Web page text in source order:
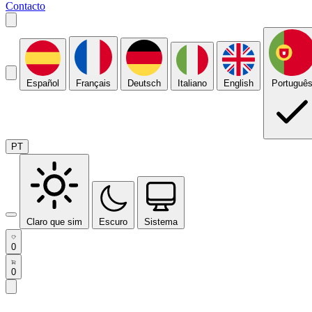
Contacto
Español Français Deutsch Italiano English Português
PT
Claro que sim Escuro Sistema
0
0